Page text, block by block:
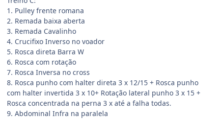
1. Pulley frente romana
2. Remada baixa aberta
3. Remada Cavalinho
4. Crucifixo Inverso no voador
5. Rosca direta Barra W
6. Rosca com rotação
7. Rosca Inversa no cross
8. Rosca punho com halter direta 3 x 12/15 + Rosca punho
com halter invertida 3 x 10+ Rotação lateral punho 3 x 15 +
Rosca concentrada na perna 3 x até a falha todas.
9. Abdominal Infra na paralela